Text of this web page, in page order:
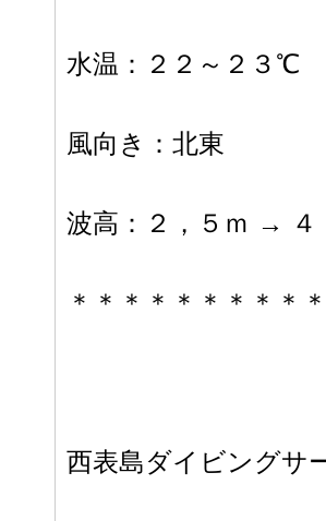
水温：２２～２３℃
風向き：北東
波高：２，５ｍ → ４
＊＊＊＊＊＊＊＊＊
西表島ダイビング